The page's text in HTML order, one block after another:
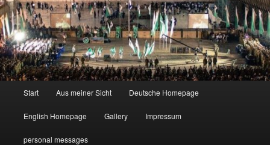
Start Aus meiner Sicht Deutsche Homepage
English Homepage Gallery Impressum
personal messages